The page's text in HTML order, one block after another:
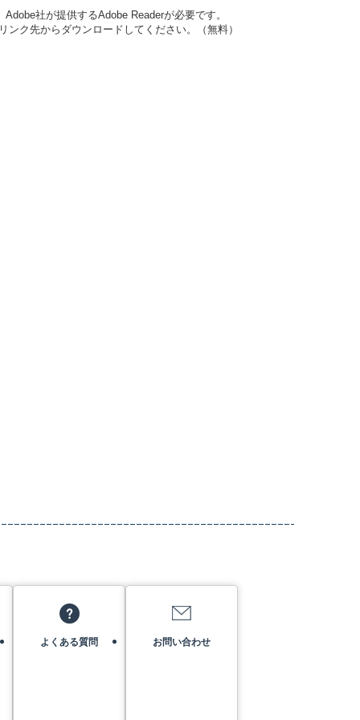
社が提供するAdobe Readerが必要です。
ク先からダウンロードしてください。（無料）
よくある質問 お問い合わせ